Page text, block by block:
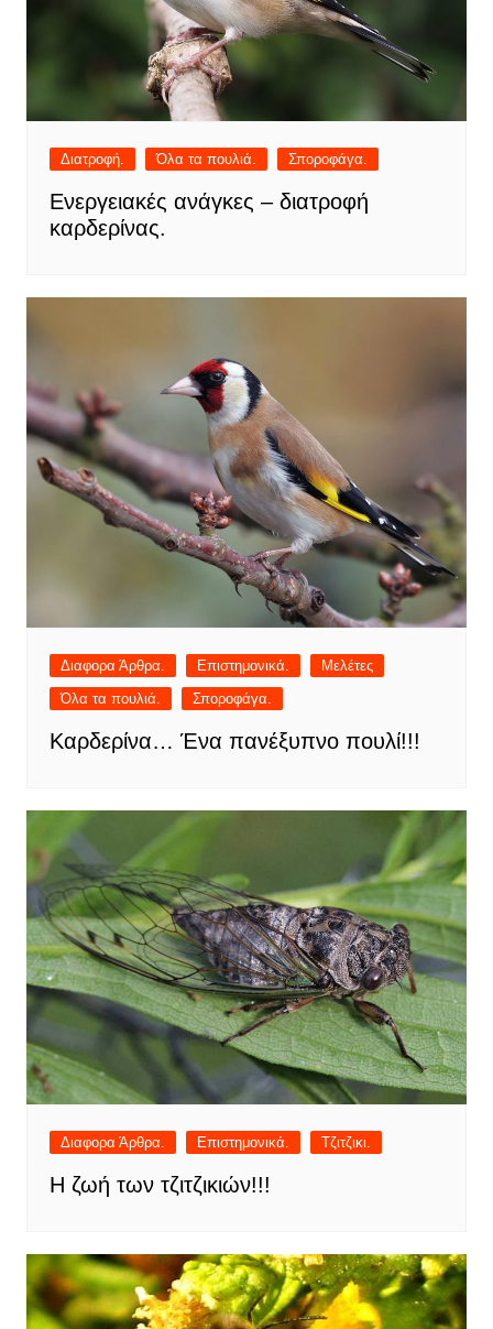
Διατροφή. Όλα τα πουλιά. Σποροφάγα.
Ενεργειακές ανάγκες – διατροφή
καρδερίνας.
Διαφορα Άρθρα. Επιστημονικά.
Μελέτες
Όλα τα πουλιά.
Σποροφάγα.
Καρδερίνα… Ένα πανέξυπνο πουλί!!!
Διαφορα Άρθρα. Επιστημονικά. Τζιτζικι.
Η ζωή των τζιτζικιών!!!